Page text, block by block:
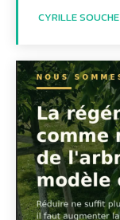
CYRILLE SOUCHE